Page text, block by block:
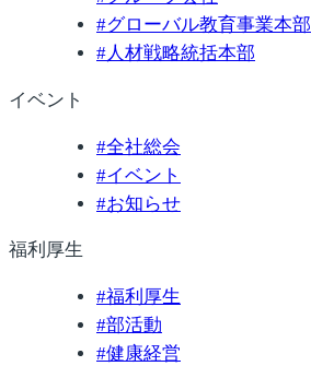
#グローバル教育事業本部
#人材戦略統括本部
イベント
#全社総会
#イベント
#お知らせ
福利厚生
#福利厚生
#部活動
#健康経営